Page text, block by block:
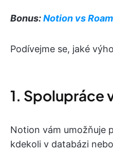
Bonus:Notion vs Roam
Podívejme se, jaké
1. Spolupráce
Notion vám umožňuje
kdekoli v databázi